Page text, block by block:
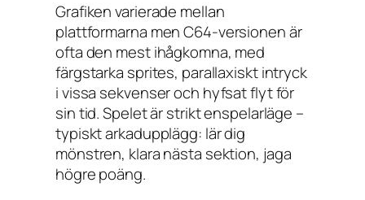
Grafiken varierade mellan
plattformarna men C64-versionen är
ofta den mest ihågkomna, med
färgstarka sprites, parallaxiskt intryck
i vissa sekvenser och hyfsat flyt för
sin tid. Spelet är strikt enspelarläge –
typiskt arkadupplägg: lär dig
mönstren, klara nästa sektion, jaga
högre poäng.